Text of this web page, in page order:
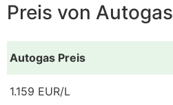
Preis von Autogas
Autogas Preis
1.159 EUR/L